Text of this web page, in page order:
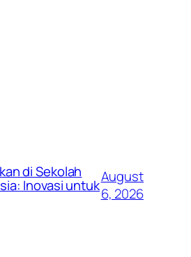
di Sekolah
Inovasi untukAugust
6, 2026